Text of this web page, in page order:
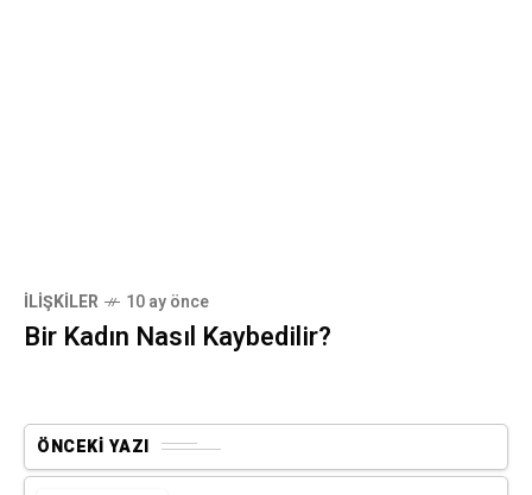
İLIŞKILER 10 ay önce
Bir Kadın Nasıl Kaybedilir?
ÖNCEKI YAZI